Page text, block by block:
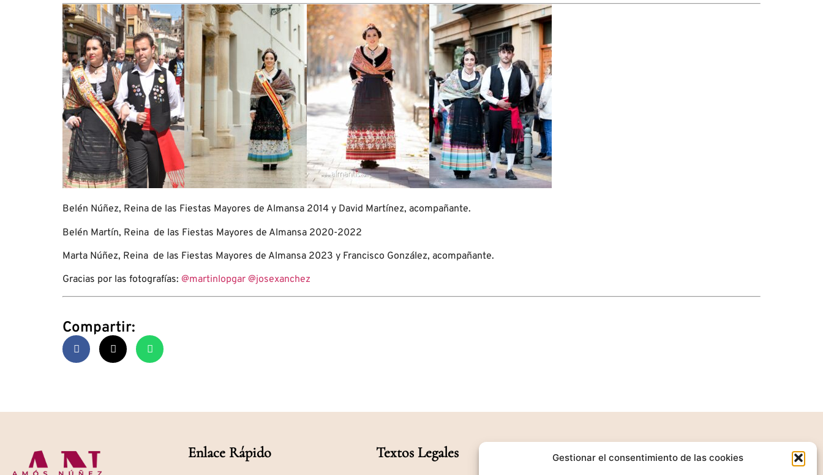
Gestionar el consentimiento de las cookies
Belén Núñez, Reina de las Fiestas Mayores de Almansa 2014 y David Martínez, acompañante.
Belén Martín, Reina de las Fiestas Mayores de Almansa 2020-2022
Marta Núñez, Reina de las Fiestas Mayores de Almansa 2023 y Francisco González, acompañante.
Gracias por las fotografías: @martinlopgar @josexanchez
Compartir:
Enlace Rápido Textos Legales Contacto